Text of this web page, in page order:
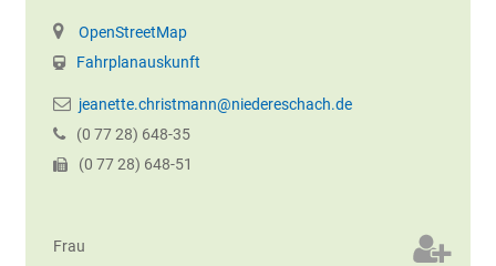
OpenStreetMap
Fahrplanauskunft
jeanette.christmann@niedereschach.de
(0 7728) 648-35
(0 7728) 648-51
Frau